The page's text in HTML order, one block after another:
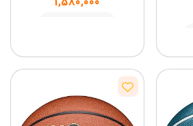
1,580,000